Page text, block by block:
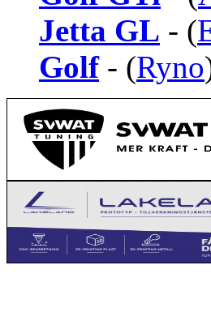
Jetta GL - (
Golf- (Ryno